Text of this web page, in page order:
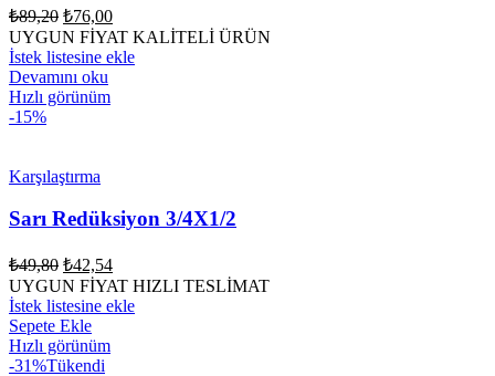
₺89,20 Orijinal
fiyat:
₺89,20.
₺76,00Şu
andaki
fiyat:
UYGUN FİYAT KALİTELİ ÜRÜN
İstek listesine ekle
Devamını oku
Hızlı görünüm
-15%
Karşılaştırma
Sarı Redüksiyon 3/4X1/2
₺49,80 Orijinal
fiyat:
₺49,80.
₺42,54
andaki
fiyat:
UYGUN FİYAT HIZLI TESLİMAT
İstek listesine ekle
Sepete Ekle
Hızlı görünüm
-31%Tükendi